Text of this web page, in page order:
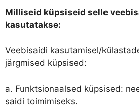
Milliseid küpsiseid selle
kasutatakse:
Veebisaidi kasutamisel/
järgmised küpsised:
a. Funktsionaalsed küpsised:
saidi toimimiseks.